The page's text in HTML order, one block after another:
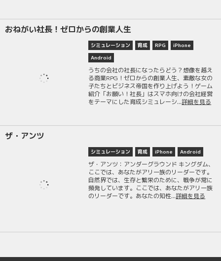
おねがい社長！ゼロからの創業人生
シミュレーション 育成 RPG
iPhone
Android
うちの会社の社長になったらどう？想像を越え
る商業RPG！ゼロからの創業人生、素敵な女の
子たちとビジネス帝国を作り上げよう！ゲーム
紹介「お願い！社長」はスマホ向けの会社経営
をテーマにした育成シミュレーシ...詳細を見る
ザ・アンツ
シミュレーション 育成 iPhone Android
ザ・アンツ：アンダーグラウンド キングダム、
ここでは、あなたがアリ一族のリーダーです。
自然界では、生存と繁栄のために、戦争が常に
頻発しています。ここでは、あなたがアリ一族
のリーダーです。あなたの知性...詳細を見る